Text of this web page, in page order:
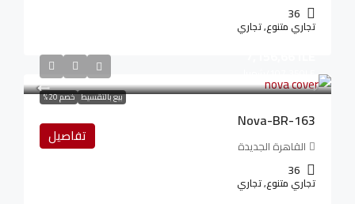
36
تجاري متنوع, تجاري
بيع بالتقسيط خصم 20%
Nova-BR-163
القاهرة الجديدة
36
تجاري متنوع, تجاري
تفاصيل